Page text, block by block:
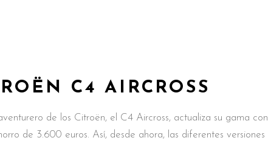
C4 AIRCROSS
de los Citroën, el C4 Aircross, actualiza su gama con
de 3.600 euros. Así, desde ahora, las diferentes versiones